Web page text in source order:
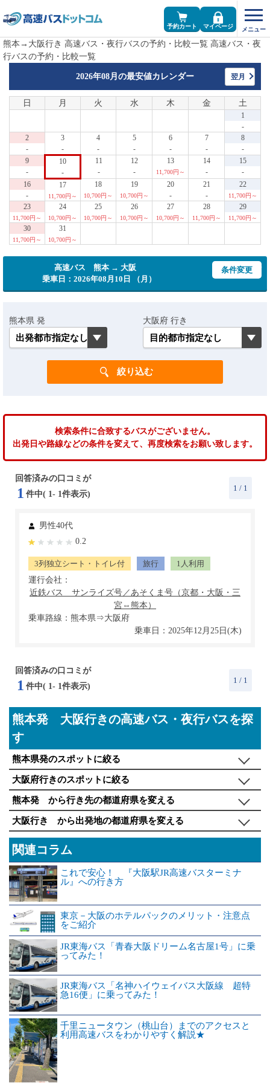
予約カート マイページ
熊本→大阪行き 高速バス・夜行バスの予約・比較一覧 高速バス・夜
行バスの予約・比較一覧
2026年08月の最安値カレンダー 翌月
日 月 火 水 木 金 土
1
-
2
-
3
-
4
-
5
-
6
-
7
-
8
-
9
-
10
-
11
-
12
-
13
11,700円～
14
-
15
-
16
-
17
11,700円～
18
10,700円～
19
10,700円～
20
-
21
-
22
11,700円～
23
11,700円～
24
10,700円～
25
10,700円～
26
10,700円～
27
10,700円～
28
11,700円～
29
11,700円～
30
11,700円～
31
10,700円～
高速バス 熊本 → 大阪
乗車日：2026年08月10日 （月）
条件変更
熊本県 発 大阪府 行き
検索条件に合致するバスがございません。
出発日や路線などの条件を変えて、再度検索をお願い致します。
回答済みの口コミが
1 件中( 1- 1件表示)
1 / 1
男性40代
0.2
3列独立シート・トイレ付 旅行
1人利用
運行会社：
乗車路線：熊本県⇒大阪府
乗車日：2025年12月25日(木)
回答済みの口コミが
1 件中( 1- 1件表示)
1 / 1
熊本発 大阪行きの高速バス・夜行バスを探
す
熊本県発のスポットに絞る
大阪府行きのスポットに絞る
熊本発 から行き先の都道府県を変える
大阪行き から出発地の都道府県を変える
関連コラム
これで安心！ 『大阪駅JR高速バスターミナ
ル』への行き方
東京－大阪のホテルパックのメリット・注意点
をご紹介
JR東海バス「青春大阪ドリーム名古屋1号」に乗
ってみた！
JR東海バス「名神ハイウェイバス大阪線 超特
急16便」に乗ってみた！
千里ニュータウン（桃山台）までのアクセスと
利用高速バスをわかりやすく解説★